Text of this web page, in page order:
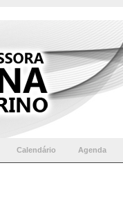
Calendário Agenda